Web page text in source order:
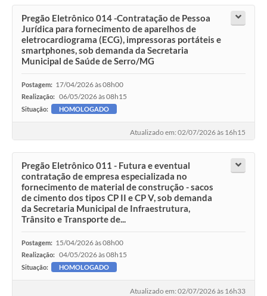
Pregão Eletrônico 014 -Contratação de Pessoa
Jurídica para fornecimento de aparelhos de
eletrocardiograma (ECG), impressoras portáteis e
smartphones, sob demanda da Secretaria
Municipal de Saúde de Serro/MG
Postagem: 17/04/2026 às 08h00
Realização: 06/05/2026 às 08h15
Situação: HOMOLOGADO
Atualizado em: 02/07/2026 às 16h15
Pregão Eletrônico 011 - Futura e eventual
contratação de empresa especializada no
fornecimento de material de construção - sacos
de cimento dos tipos CP II e CP V, sob demanda
da Secretaria Municipal de Infraestrutura,
Trânsito e Transporte de...
Postagem: 15/04/2026 às 08h00
Realização: 04/05/2026 às 08h15
Situação: HOMOLOGADO
Atualizado em: 02/07/2026 às 16h33